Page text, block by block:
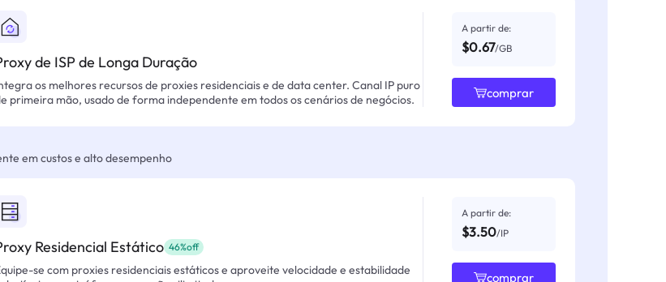
de ISP de Longa Duração
os melhores recursos de proxies residenciais e de data center. Canal IP puro
primeira mão, usado de forma independente em todos os cenários de negócios.
A partir de:
$0.67/GB
comprar
em custos e alto desempenho
Residencial Estático 46%off
se com proxies residenciais estáticos e aproveite velocidade e estabilidade
A partir de:
$3.50/IP
comprar